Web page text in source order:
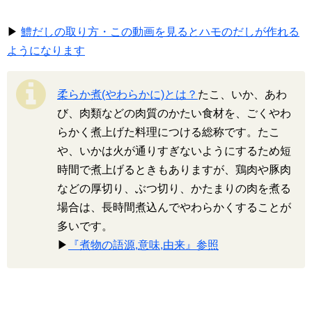
▶ 鱧だしの取り方・この動画を見るとハモのだしが作れる
ようになります
柔らか煮(やわらかに)とは？ たこ、いか、あわ
び、肉類などの肉質のかたい食材を、ごくやわ
らかく煮上げた料理につける総称です。たこ
や、いかは火が通りすぎないようにするため短
時間で煮上げるときもありますが、鶏肉や豚肉
などの厚切り、ぶつ切り、かたまりの肉を煮る
場合は、長時間煮込んでやわらかくすることが
多いです。
▶
『煮物の語源,意味,由来』参照